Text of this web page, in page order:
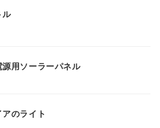
ル
源用ソーラーパネル
のライト